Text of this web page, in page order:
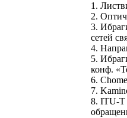
1.
2.
3.
сетей
4.
5.
конф.
6.
7.
8. ITU-T